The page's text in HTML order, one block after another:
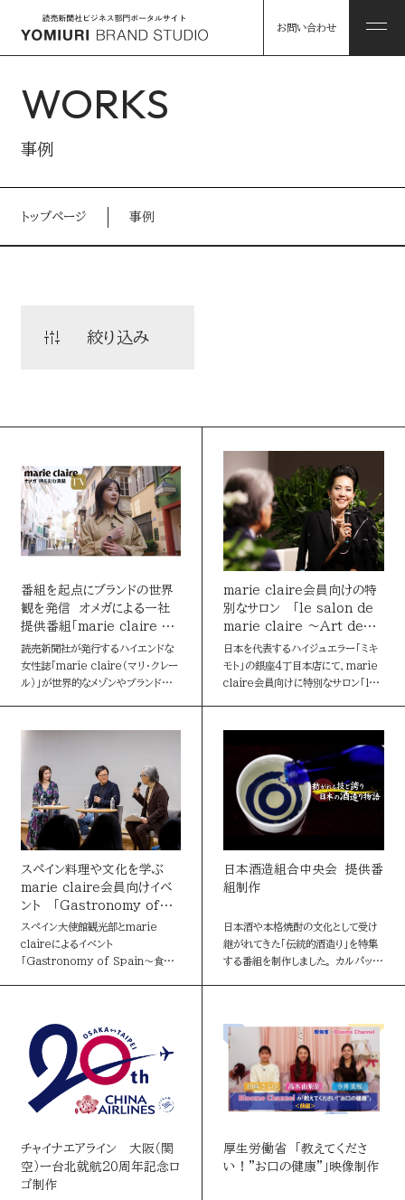
ABOUT
私たちについて トップ
HINTS
WORKS
LINEUP
MEDIA
媒体・広告メニュー
新聞
デジタル
デジタル広告配信
AWARD
読売新聞の広告賞 トップ
読売マーケティング賞
読売広告大賞
読売・日テレ アドバタイザー・オブ・ザ・イヤー
CONTACT
お問い合わせ
DOWNLOADS
資料ダウンロード
NEWSLETTER
English
お問い合わせ
WORKS
事例
トップページ 事例
絞り込み
IP・キャラクター イベント・体験
メディアプランニング データマーケティング
ブランディング プロモーション
ソーシャルデザイン PR・SNS
リサーチ・分析
新聞 デジタル marie claire 若年層
ファミリー シニア BtoB 社会課題
学び カルチャー ラグジュアリー
条件クリア
絞り込む
番組を起点にブランドの世界
観を発信 オメガによる一社
提供番組「marie claire TV
～オメガ 時を刻む真髄～」
読売新聞社が発行するハイエンドな
女性誌「marie claire（マリ・クレー
ル）」が世界的なメゾンやブランドを特
marie claire会員向けの特
別なサロン 「le salon de
marie claire ～Art de
Vivre～」
日本を代表するハイジュエラー「ミキ
モト」の銀座4丁目本店にて、marie
claire会員向けに特別なサロン「le
スペイン料理や文化を学ぶ
marie claire会員向けイベ
ント 「Gastronomy of
Spain～食と旅のクロストー
ク～」
スペイン大使館観光部とmarie
claireによるイベント
「Gastronomy of Spain～食と
日本酒造組合中央会 提供番
組制作
日本酒や本格焼酎の文化として受け
継がれてきた「伝統的酒造り」を特集
する番組を制作しました。 カルパッ
そ…
チャイナエアライン 大阪（関
空）ー台北就航20周年記念ロ
ゴ制作
厚生労働省 「教えてくださ
い！”お口の健康”」映像制作